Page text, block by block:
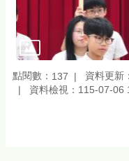
點閱數： 137
資料更新
資料檢視：115-07-06